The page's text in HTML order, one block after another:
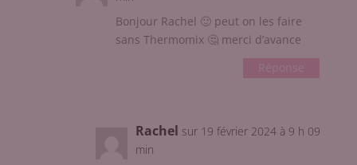
Bonjour Rachel 🙂 peut on les faire
sans Thermomix 🤔 merci d’avance
Réponse
Rachel sur 19 février 2024 à 9 h 09
min